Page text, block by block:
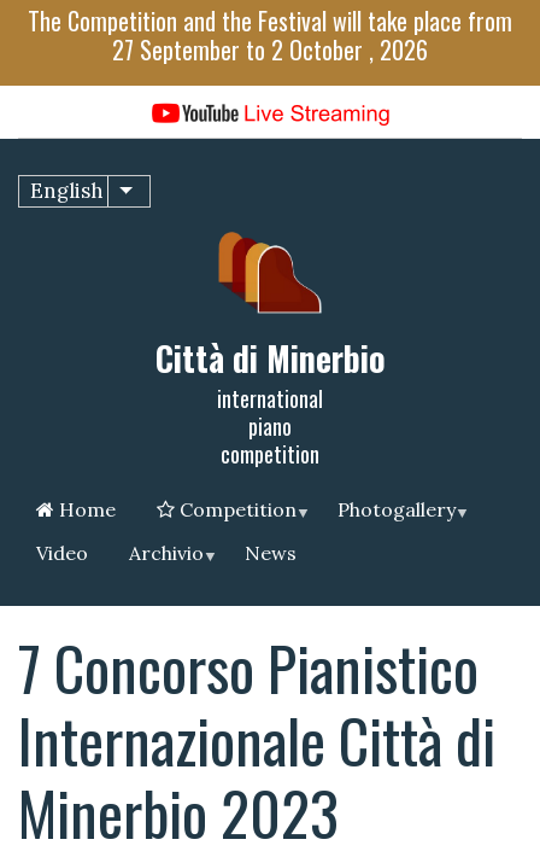
SkipThe Competition and the Festival will take place from
27 September to 2 October , 2026
English List additional actions
Città di Minerbio
international
piano
competition
Home Competition
Photogallery
Video
Archivio News
7 Concorso Pianistico
Internazionale Città di
Minerbio 2023